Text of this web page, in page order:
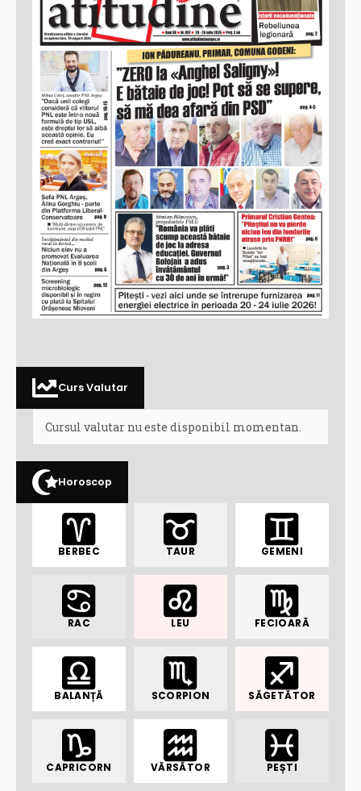
Curs Valutar
Cursul valutar nu este disponibil momentan.
Horoscop
BERBEC TAUR GEMENI
RAC LEU FECIOARĂ
BALANȚĂ SCORPION SĂGETĂTOR
CAPRICORN VĂRSĂTOR PEȘTI